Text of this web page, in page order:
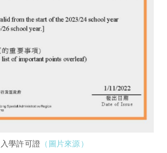
學許可證 （圖片來源）